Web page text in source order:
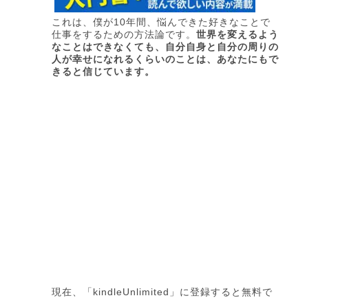
これは、僕が10年間、悩んできた好きなことで
仕事をするための方法論です。 世界を変えるよう
なことはできなくても、自分自身と自分の周りの
人が幸せになれるくらいのことは、あなたにもで
きると信じています。
現在、「kindleUnlimited」に登録すると無料で